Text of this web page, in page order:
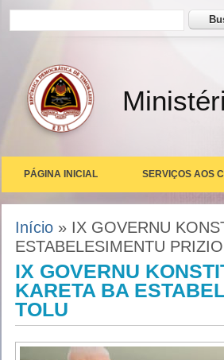
Formulário de busca Buscar
PÁGINA INICIAL SERVIÇOS AOS
Você está aqui
Início » IX GOVERNU
ESTABELESIMENTU
IX GOVERNU
KARETA BA
TOLU